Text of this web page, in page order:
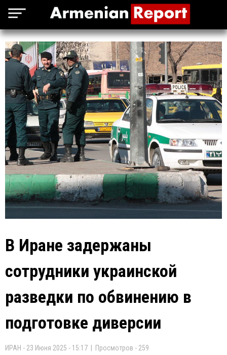
В Иране задержаны
сотрудники украинской
разведки по обвинению в
подготовке диверсии
ИРАН - 23 Июня 2025 - 15:17 | Просмотров - 259